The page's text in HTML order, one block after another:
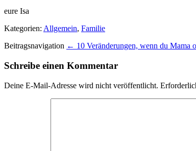
eure Isa
Kategorien: Allgemein, Familie
Beitragsnavigation ← 10 Veränderungen, wenn du Mama
Schreibe einen Kommentar
Deine E-Mail-Adresse wird nicht veröffentlicht.